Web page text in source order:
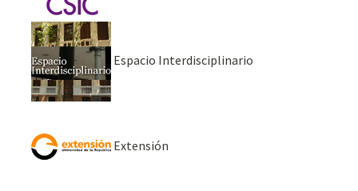
Espacio Interdisciplinario
Extensión